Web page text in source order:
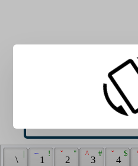
Type Albanian
\
|
1
!
~
2
"
ˇ
3
#
^
4
$
˘